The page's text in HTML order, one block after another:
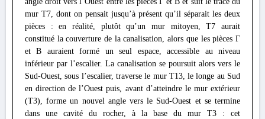
mur T7, dont on pensait jusqu’à présent qu’il séparait les deux
pièces : en réalité, plutôt qu’un mur mitoyen, T7 aurait
constitué la couverture de la canalisation, alors que les pièces Γ
et B auraient formé un seul espace, accessible au niveau
inférieur par l’escalier. La canalisation se poursuit alors vers le
Sud-Ouest, sous l’escalier, traverse le mur T13, le longe au Sud
en direction de l’Ouest puis, avant d’atteindre le mur extérieur
(T3), forme un nouvel angle vers le Sud-Ouest et se termine
dans une cavité du rocher, à la base du mur T3 : cet